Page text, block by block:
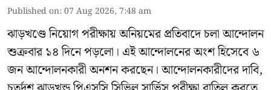
Published on:07 Aug 2026, 7:48 am
ঝাড়খণ্ডে নিয়োগ পরীক্ষায় অনিয়মের প্রতিবাদে চলা আন্দোলন
শুক্রবার ১৪ দিনে পড়লো। এই আন্দোলনের অংশ হিসেবে ৬
জন আন্দোলনকারী অনশন করছেন। আন্দোলনকারীদের দাবি,